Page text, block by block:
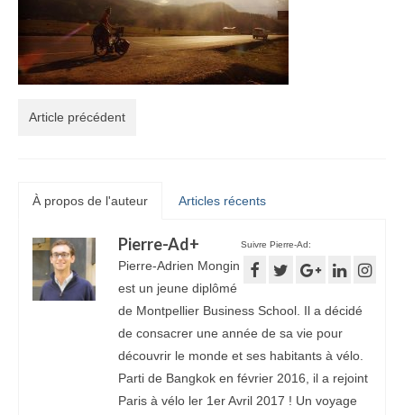
Article précédent
À propos de l'auteur Articles récents
Suivre Pierre-Ad:
Pierre-Ad+
Pierre-Adrien Mongin
est un jeune diplômé
de Montpellier Business School. Il a décidé
de consacrer une année de sa vie pour
découvrir le monde et ses habitants à vélo.
Parti de Bangkok en février 2016, il a rejoint
Paris à vélo ler 1er Avril 2017 ! Un voyage